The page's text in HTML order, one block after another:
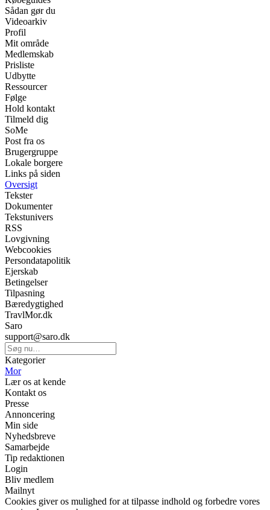
Sådan gør du
Videoarkiv
Profil
Mit område
Medlemskab
Prisliste
Udbytte
Ressourcer
Følge
Hold kontakt
Tilmeld dig
SoMe
Post fra os
Brugergruppe
Lokale borgere
Links på siden
Oversigt
Tekster
Dokumenter
Tekstunivers
RSS
Lovgivning
Webcookies
Persondatapolitik
Ejerskab
Betingelser
Tilpasning
Bæredygtighed
TravlMor.dk
Saro
support@saro.dk
Kategorier
Mor
Lær os at kende
Kontakt os
Presse
Annoncering
Min side
Nyhedsbreve
Samarbejde
Tip redaktionen
Login
Bliv medlem
Mailnyt
Cookies giver os mulighed for at tilpasse indhold og forbedre vores